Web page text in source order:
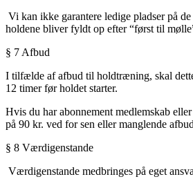
Vi kan ikke garantere ledige pladser på
holdene bliver fyldt op efter “først til
§ 7 Afbud
I tilfælde af afbud til holdtræning, skal
12 timer før holdet starter.
Hvis du har abonnement medlemskab
på 90 kr. ved for sen eller manglende
§ 8 Værdigenstande
Værdigenstande medbringes på eget